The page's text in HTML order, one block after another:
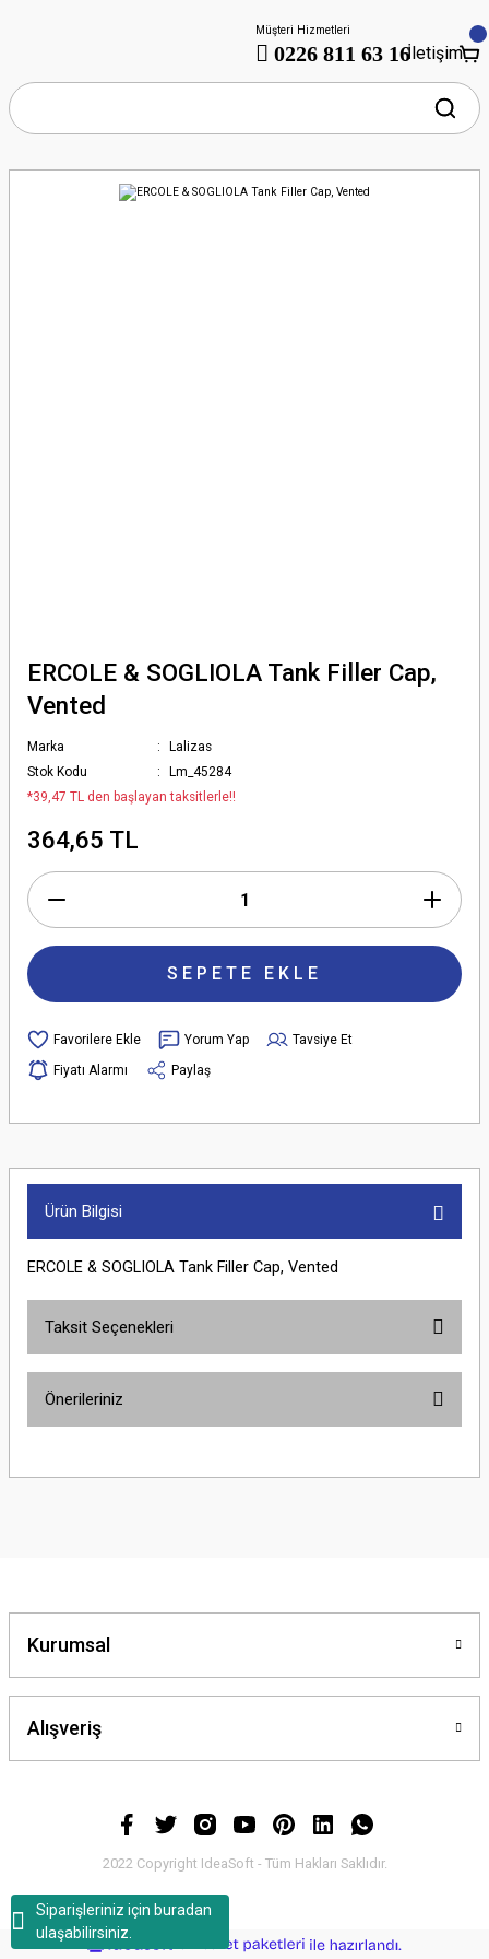
Siparişleriniz için buradan
ulaşabilirsiniz.
Müşteri Hizmetleri
0226 811 63 16İletişim
ERCOLE & SOGLIOLA Tank Filler Cap,
Vented
Marka
Lalizas
Stok Kodu
Lm_45284
*39,47 TL den başlayan taksitlerle!!
364,65 TL
SEPETE EKLE
Yorum Yap
Tavsiye Et
Fiyatı Alarmı
Paylaş
Ürün Bilgisi
ERCOLE & SOGLIOLA Tank Filler Cap, Vented
Taksit Seçenekleri
Önerileriniz
yetersiz gördüğünüz noktaları öneri formunu kullanarak tarafımıza
Bu ürüne benzer farklı alternatifler olmalı.
Gönder
Kurumsal
Alışveriş
2022 Copyright IdeaSoft - Tüm Hakları Saklıdır.
e-